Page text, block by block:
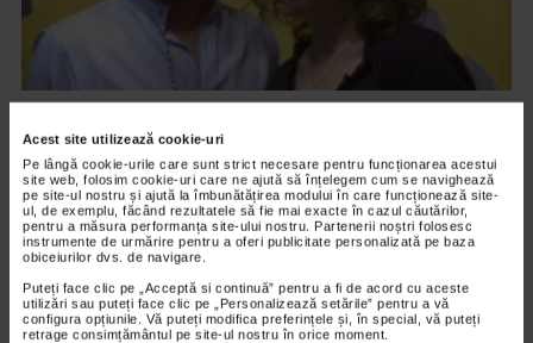
Acest site utilizează cookie-uri
Pe lângă cookie-urile care sunt strict necesare pentru funcționarea acestui
site web, folosim cookie-uri care ne ajută să înțelegem cum se navighează
pe site-ul nostru și ajută la îmbunătățirea modului în care funcționează site-
ul, de exemplu, făcând rezultatele să fie mai exacte în cazul căutărilor,
pentru a măsura performanța site-ului nostru. Partenerii noștri folosesc
instrumente de urmărire pentru a oferi publicitate personalizată pe baza
obiceiurilor dvs. de navigare.
Puteți face clic pe „Acceptă si continuă” pentru a fi de acord cu aceste
utilizări sau puteți face clic pe „Personalizează setările” pentru a vă
configura opțiunile. Vă puteți modifica preferințele și, în special, vă puteți
retrage consimțământul pe site-ul nostru în orice moment.
Look de vara 2011
13.542 vizualizari
VIDEO